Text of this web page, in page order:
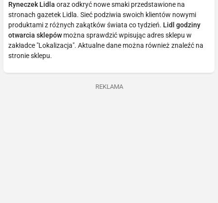
Ryneczek Lidla oraz odkryć nowe smaki przedstawione na
stronach gazetek Lidla. Sieć podziwia swoich klientów nowymi
produktami z różnych zakątków świata co tydzień. Lidl godziny
otwarcia sklepów można sprawdzić wpisując adres sklepu w
zakładce "Lokalizacja". Aktualne dane można również znaleźć na
stronie sklepu.
REKLAMA